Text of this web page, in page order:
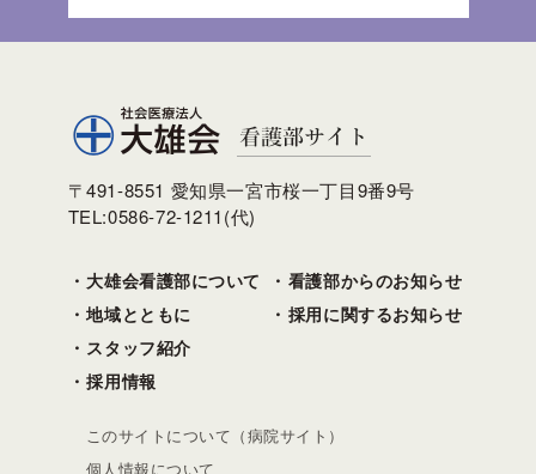
〒491-8551 愛知県一宮市桜一丁目9番9号
TEL:0586-72-1211(代)
大雄会看護部について
地域とともに
スタッフ紹介
採用情報
看護部からのお知らせ
採用に関するお知らせ
このサイトについて（病院サイト）
個人情報について